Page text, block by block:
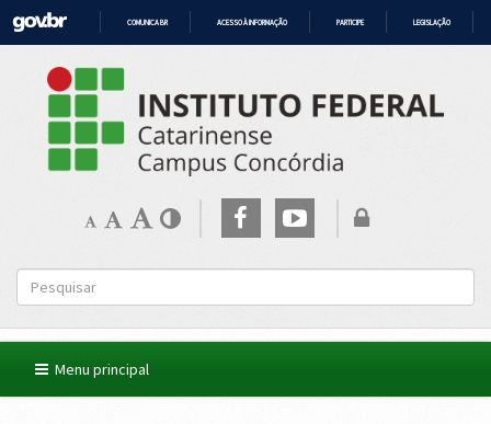
CONTEÚDO
COMUNICA BR ACESSO À INFORMAÇÃO PARTICIPE LEGISLAÇÃO
Menu principal